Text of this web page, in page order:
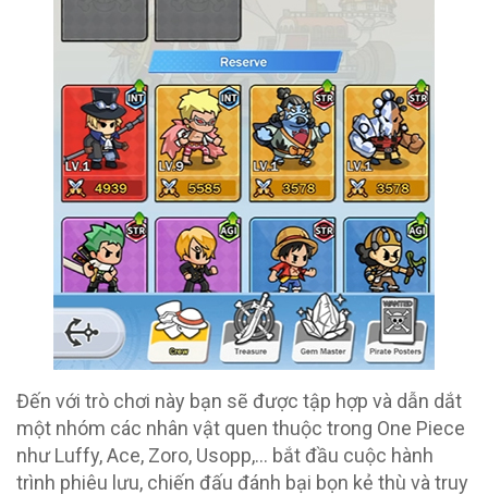
Đến với trò chơi này bạn sẽ được tập hợp và dẫn dắt
một nhóm các nhân vật quen thuộc trong One Piece
như Luffy, Ace, Zoro, Usopp,… bắt đầu cuộc hành
trình phiêu lưu, chiến đấu đánh bại bọn kẻ thù và truy